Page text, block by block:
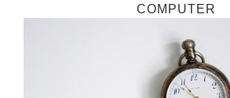
COMPUTER